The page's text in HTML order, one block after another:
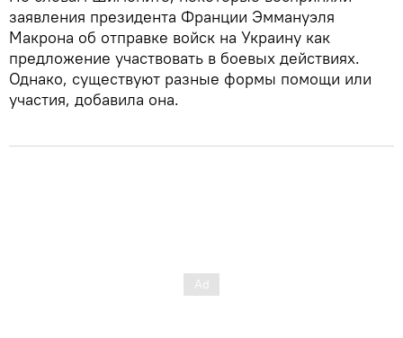
заявления президента Франции Эммануэля
Макрона об отправке войск на Украину как
предложение участвовать в боевых действиях.
Однако, существуют разные формы помощи или
участия, добавила она.